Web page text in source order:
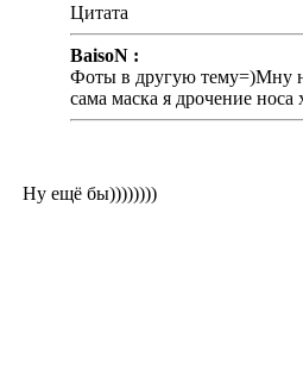
Цитата
BaisoN :
Фоты в другую тему=)Мну
сама маска я дрочение носа
Ну ещё бы))))))))